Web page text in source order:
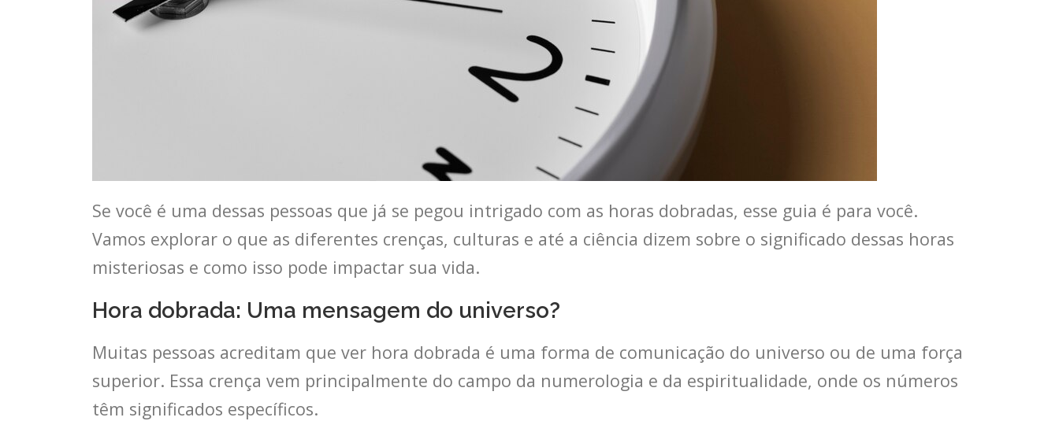
Se você é uma dessas pessoas que já se pegou intrigado com as horas dobradas, esse guia é para você.
Vamos explorar o que as diferentes crenças, culturas e até a ciência dizem sobre o significado dessas horas
misteriosas e como isso pode impactar sua vida.
Hora dobrada: Uma mensagem do universo?
Muitas pessoas acreditam que ver hora dobrada é uma forma de comunicação do universo ou de uma força
superior. Essa crença vem principalmente do campo da numerologia e da espiritualidade, onde os números
têm significados específicos.